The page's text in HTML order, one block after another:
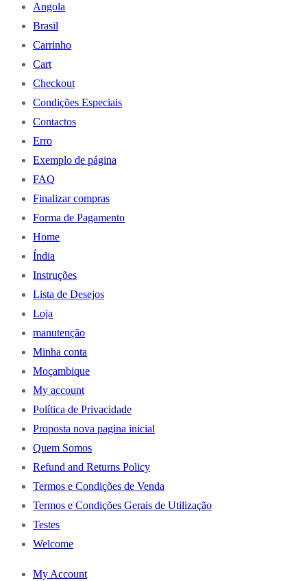
Angola
Brasil
Carrinho
Cart
Checkout
Condições Especiais
Contactos
Erro
Exemplo de página
FAQ
Finalizar compras
Forma de Pagamento
Home
Índia
Instruções
Lista de Desejos
Loja
manutenção
Minha conta
Moçambique
My account
Política de Privacidade
Proposta nova pagina inicial
Quem Somos
Refund and Returns Policy
Termos e Condições de Venda
Termos e Condições Gerais de Utilização
Testes
Welcome
My Account